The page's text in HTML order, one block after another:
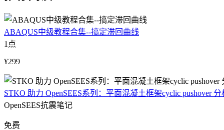
ABAQUS中级教程合集--搞定滞回曲线
1点
¥299
STKO 助力 OpenSEES系列：平面混凝土框架cyclic pushover 分
OpenSEES抗震笔记
免费